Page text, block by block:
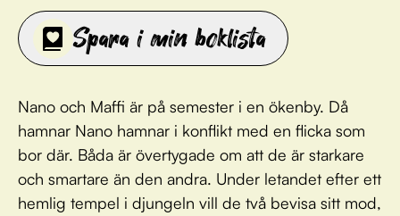
Spara i min boklista
Nano och Maffi är på semester i en ökenby. Då
hamnar Nano hamnar i konflikt med en flicka som
bor där. Båda är övertygade om att de är starkare
och smartare än den andra. Under letandet efter ett
hemlig tempel i djungeln vill de två bevisa sitt mod,